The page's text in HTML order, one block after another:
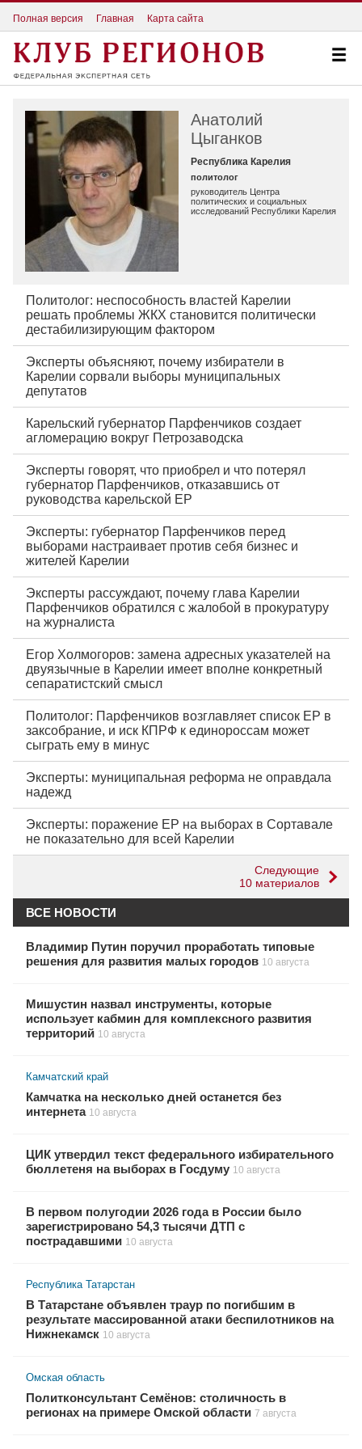
Полная версия Главная Карта сайта
Анатолий
Цыганков
Республика Карелия
политолог
руководитель Центра
политических и социальных
исследований Республики Карелия
Политолог: неспособность властей Карелии
решать проблемы ЖКХ становится политически
дестабилизирующим фактором
Эксперты объясняют, почему избиратели в
Карелии сорвали выборы муниципальных
депутатов
Карельский губернатор Парфенчиков создает
агломерацию вокруг Петрозаводска
Эксперты говорят, что приобрел и что потерял
губернатор Парфенчиков, отказавшись от
руководства карельской ЕР
Эксперты: губернатор Парфенчиков перед
выборами настраивает против себя бизнес и
жителей Карелии
Эксперты рассуждают, почему глава Карелии
Парфенчиков обратился с жалобой в прокуратуру
на журналиста
Егор Холмогоров: замена адресных указателей на
двуязычные в Карелии имеет вполне конкретный
сепаратистский смысл
Политолог: Парфенчиков возглавляет список ЕР в
заксобрание, и иск КПРФ к единороссам может
сыграть ему в минус
Эксперты: муниципальная реформа не оправдала
надежд
Эксперты: поражение ЕР на выборах в Сортавале
не показательно для всей Карелии
Следующие
10 материалов
ВСЕ НОВОСТИ
Владимир Путин поручил проработать типовые
решения для развития малых городов 10 августа
Мишустин назвал инструменты, которые
использует кабмин для комплексного развития
территорий 10 августа
Камчатский край
Камчатка на несколько дней останется без
интернета 10 августа
ЦИК утвердил текст федерального избирательного
бюллетеня на выборах в Госдуму 10 августа
В первом полугодии 2026 года в России было
зарегистрировано 54,3 тысячи ДТП с
пострадавшими 10 августа
Республика Татарстан
В Татарстане объявлен траур по погибшим в
результате массированной атаки беспилотников на
Нижнекамск 10 августа
Омская область
Политконсультант Семёнов: столичность в
регионах на примере Омской области 7 августа